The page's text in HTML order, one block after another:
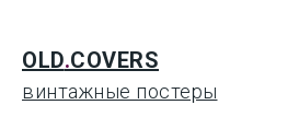
OLD.COVERS
винтажные постеры